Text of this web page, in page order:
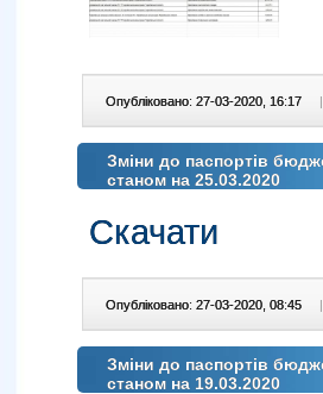
Опубліковано: 27-03-2020, 16:17 |
Зміни до паспортів
станом на 25.03.2020
Скачати
Опубліковано: 27-03-2020, 08:45 |
Зміни до паспортів
станом на 19.03.2020